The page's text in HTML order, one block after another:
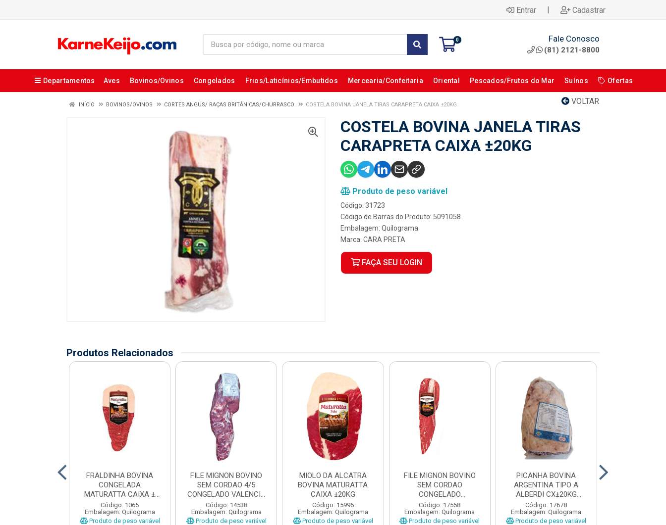
Entrar | Cadastrar
0 Fale Conosco
(81) 2121-8800
Departamentos Aves Bovinos/Ovinos Congelados Frios/Laticínios/Embutidos Mercearia/Confeitaria Oriental Pescados/Frutos do Mar Suínos Ofertas
VOLTAR
INÍCIO BOVINOS/OVINOS CORTES ANGUS/ RAÇAS BRITÂNICAS/CHURRASCO COSTELA BOVINA JANELA TIRAS CARAPRETA CAIXA ±20KG
COSTELA BOVINA JANELA TIRAS
CARAPRETA CAIXA ±20KG
Produto de peso variável
Código: 31723
Código de Barras do Produto: 5091058
Embalagem: Quilograma
Marca: CARA PRETA
FAÇA SEU LOGIN
Produtos Relacionados
FRALDINHA BOVINA
CONGELADA
MATURATTA CAIXA ±
15KG
Código: 1065
Embalagem: Quilograma
Produto de peso variável
FILE MIGNON BOVINO
SEM CORDAO 4/5
CONGELADO VALENCIO
CAIXA ±...
Código: 14538
Embalagem: Quilograma
Produto de peso variável
MIOLO DA ALCATRA
BOVINA MATURATTA
CAIXA ±20KG
Código: 15996
Embalagem: Quilograma
Produto de peso variável
FILE MIGNON BOVINO
SEM CORDAO
CONGELADO
MATURATTA CAIXA
±20K...
Código: 17558
Embalagem: Quilograma
Produto de peso variável
PICANHA BOVINA
ARGENTINA TIPO A
ALBERDI CX±20KG
PEÇAS ±1,3 A...
Código: 17678
Embalagem: Quilograma
Produto de peso variável